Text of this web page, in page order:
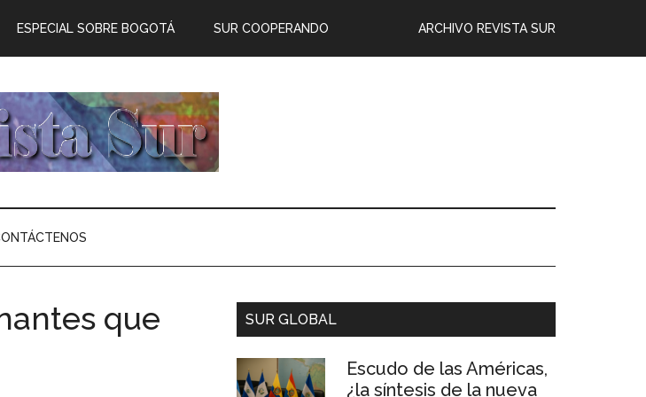
ARCHIVO REVISTA SUR
ESPECIAL SOBRE BOGOTÁ SUR COOPERANDO
que
SUR GLOBAL
Escudo de las Américas,
¿la síntesis de la nueva